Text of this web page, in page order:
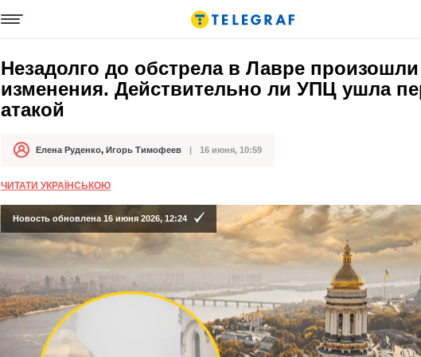
Незадолго до обстрела в Лавре произошли
изменения. Действительно ли УПЦ ушла
атакой
АвторЕлена Руденко, Игорь Тимофеев
Дата публикации 16 июня, 10:59
ЧИТАТИ УКРАЇНСЬКОЮ
Новость обновлена 16 июня 2026, 12:24